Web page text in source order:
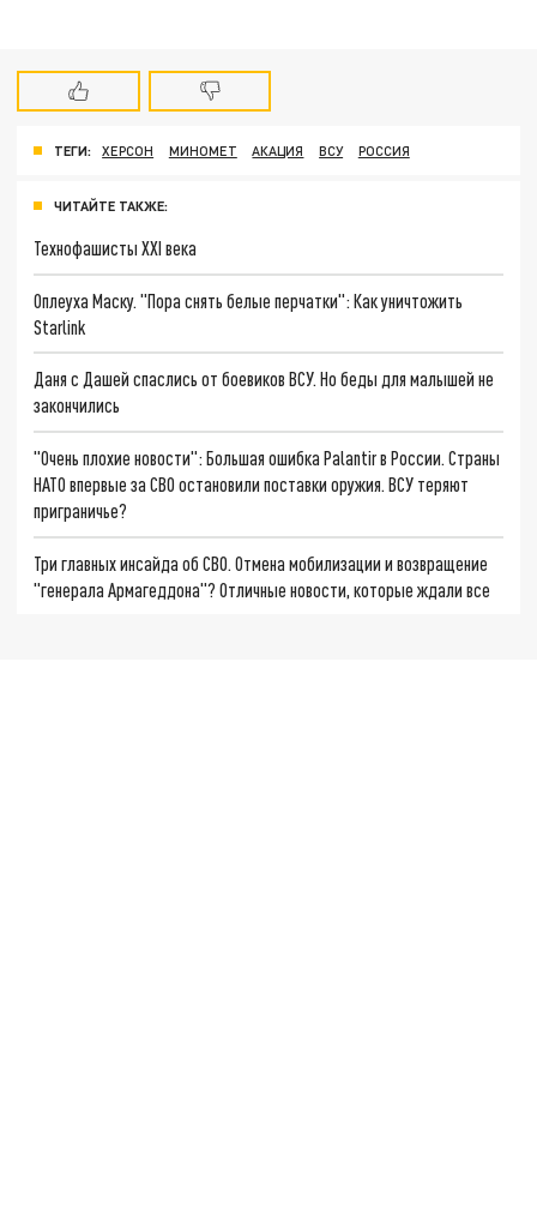
ТЕГИ: ХЕРСОН МИНОМЕТ АКАЦИЯ ВСУ РОССИЯ
ЧИТАЙТЕ ТАКЖЕ:
Технофашисты XXI века
Оплеуха Маску. "Пора снять белые перчатки": Как уничтожить
Starlink
Даня с Дашей спаслись от боевиков ВСУ. Но беды для малышей не
закончились
"Очень плохие новости": Большая ошибка Palantir в России. Страны
НАТО впервые за СВО остановили поставки оружия. ВСУ теряют
приграничье?
Три главных инсайда об СВО. Отмена мобилизации и возвращение
"генерала Армагеддона"? Отличные новости, которые ждали все